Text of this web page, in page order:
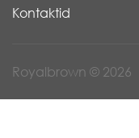
Kontaktid
Royalbrown © 2026